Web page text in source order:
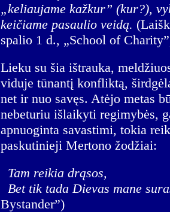
„keliaujame kažkur” (kur?),
keičiame pasaulio veidą.
spalio 1 d., „School of
Lieku su šia ištrauka,
viduje tūnantį konfliktą,
net ir nuo savęs. Atėjo metas
nebeturiu išlaikyti regimybės,
apnuoginta savastimi, tokia
paskutinieji Mertono žodžiai:
Tam reikia drąsos,
Bet tik tada Dievas mane
Bystander”)